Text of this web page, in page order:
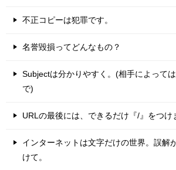
不正コピーは犯罪です。
名誉毀損ってどんなもの？
Subjectは分かりやすく。(相手によって
で)
URLの最後には、できるだけ『/』をつけ
インターネットは文字だけの世界。誤解
けて。